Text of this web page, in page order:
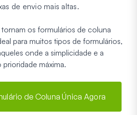
de envio mais altas.
tornam os formulários de coluna
para muitos tipos de formulários,
onde a simplicidade e a
máxima.
de Coluna Única Agora